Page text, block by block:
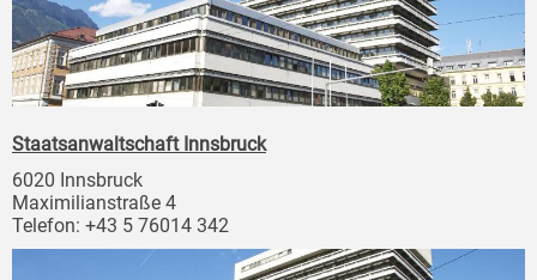
Staatsanwaltschaft Innsbruck
6020 Innsbruck
Maximilianstraße 4
Telefon: +43 5 76014 342